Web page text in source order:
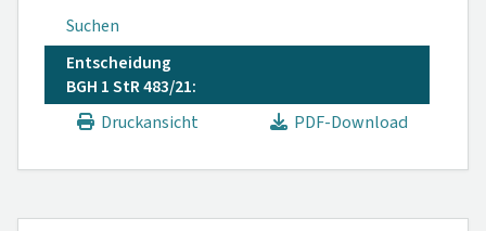
Suchen
Entscheidung
BGH 1 StR 483/21:
Druckansicht
PDF-Download